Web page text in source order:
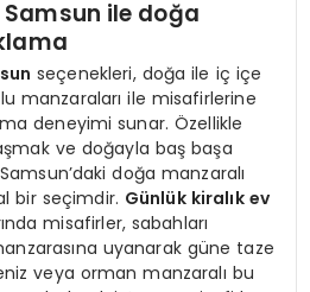
Samsun ile doğa
seçenekleri, doğa ile iç içe
manzaraları ile misafirlerine
deneyimi sunar. Özellikle
ve doğayla baş başa
doğa manzaralı
bir seçimdir. Günlük kiralık ev
misafirler, sabahları
uyanarak güne taze
veya orman manzaralı bu